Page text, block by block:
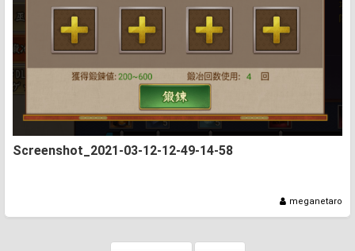
Screenshot_2021-03-12-12-49-14-58
meganetaro